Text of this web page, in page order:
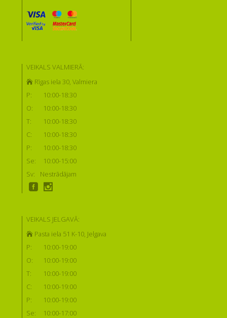
VEIKALS VALMIERĀ:
Rīgas iela 30, Valmiera
P:
10:00-18:30
O:
10:00-18:30
T:
10:00-18:30
C:
10:00-18:30
P:
10:00-18:30
Se:
10:00-15:00
Sv:
Nestrādājam
VEIKALS JELGAVĀ:
Pasta iela 51 K-10, Jelgava
P:
10:00-19:00
O:
10:00-19:00
T:
10:00-19:00
C:
10:00-19:00
P:
10:00-19:00
Se:
10:00-17:00